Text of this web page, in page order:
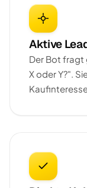
Aktive
Der Bot fragt
X oder Y?".